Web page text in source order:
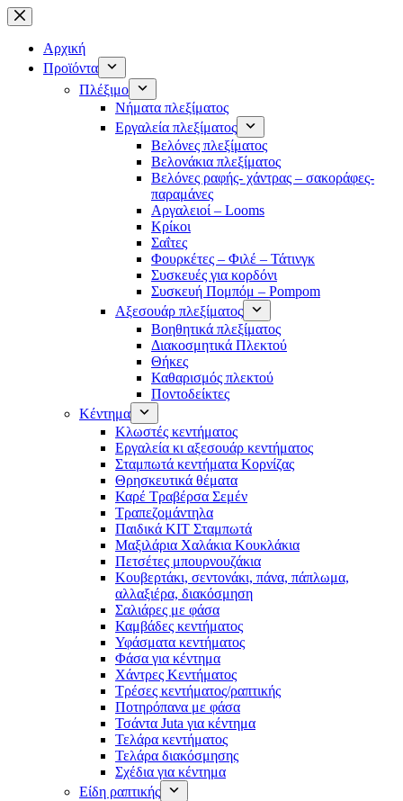
Μετάβαση
στο
περιεχόμενο
Αρχική
Προϊόντα
Πλέξιμο
Νήματα πλεξίματος
Εργαλεία πλεξίματος
Βελόνες πλεξίματος
Βελονάκια πλεξίματος
Βελόνες ραφής- χάντρας – σακοράφες-
παραμάνες
Αργαλειοί – Looms
Κρίκοι
Σαΐτες
Φουρκέτες – Φιλέ – Τάτινγκ
Συσκευές για κορδόνι
Συσκευή Πομπόμ – Pompom
Αξεσουάρ πλεξίματος
Βοηθητικά πλεξίματος
Διακοσμητικά Πλεκτού
Θήκες
Καθαρισμός πλεκτού
Ποντοδείκτες
Κέντημα
Κλωστές κεντήματος
Eργαλεία κι αξεσουάρ κεντήματος
Σταμπωτά κεντήματα Κορνίζας
Θρησκευτικά θέματα
Καρέ Τραβέρσα Σεμέν
Τραπεζομάντηλα
Παιδικά KIT Σταμπωτά
Μαξιλάρια Χαλάκια Κουκλάκια
Πετσέτες μπουρνουζάκια
Κουβερτάκι, σεντονάκι, πάνα, πάπλωμα,
αλλαξιέρα, διακόσμηση
Σαλιάρες με φάσα
Καμβάδες κεντήματος
Υφάσματα κεντήματος
Φάσα για κέντημα
Χάντρες Κεντήματος
Τρέσες κεντήματος/ραπτικής
Ποτηρόπανα με φάσα
Τσάντα Juta για κέντημα
Τελάρα κεντήματος
Τελάρα διακόσμησης
Σχέδια για κέντημα
Είδη ραπτικής